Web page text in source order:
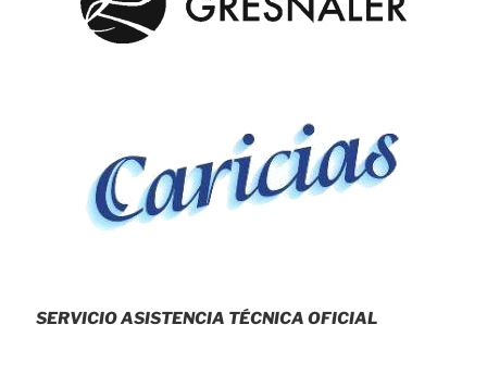
SERVICIO ASISTENCIA TÉCNICA OFICIAL